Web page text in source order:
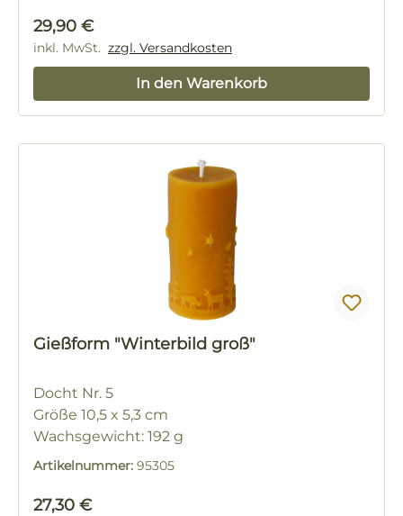
Regulärer Preis:
29,90 €
inkl. MwSt. zzgl. Versandkosten
In den Warenkorb
Gießform "Winterbild groß"
Docht Nr. 5
Größe 10,5 x 5,3 cm
Wachsgewicht: 192 g
Artikelnummer: 95305
Regulärer Preis:
27,30 €